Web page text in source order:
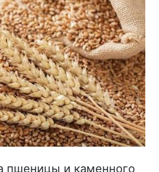
пшеницы и каменного